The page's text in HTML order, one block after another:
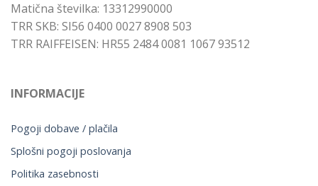
Matična številka: 13312990000
TRR SKB: SI56 0400 0027 8908 503
TRR RAIFFEISEN: HR55 2484 0081 1067 93512
INFORMACIJE
Pogoji dobave / plačila
Splošni pogoji poslovanja
Politika zasebnosti